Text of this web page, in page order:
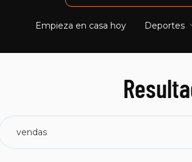
Empieza en casa hoy Deportes